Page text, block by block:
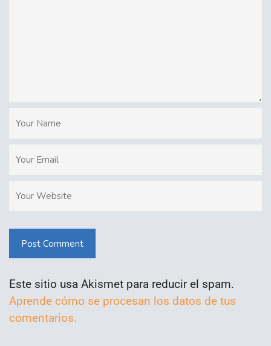
Post Comment
Este sitio usa Akismet para reducir el spam.
Aprende cómo se procesan los datos de tus
comentarios.